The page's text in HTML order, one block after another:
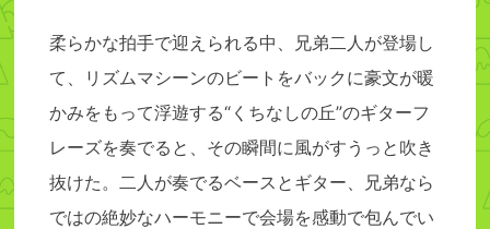
柔らかな拍手で迎えられる中、兄弟二人が登場し
て、リズムマシーンのビートをバックに豪文が暖
かみをもって浮遊する“くちなしの丘”のギターフ
レーズを奏でると、その瞬間に風がすうっと吹き
抜けた。二人が奏でるベースとギター、兄弟なら
ではの絶妙なハーモニーで会場を感動で包んでい